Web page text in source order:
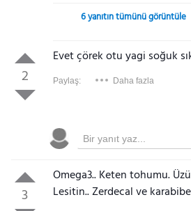
6 yanıtın tümünü görüntüle
2
Evet çörek otu yagi soğuk
Paylaş: Daha fazla
3
Omega3.. Keten tohumu.
Lesitin.. Zerdecal ve